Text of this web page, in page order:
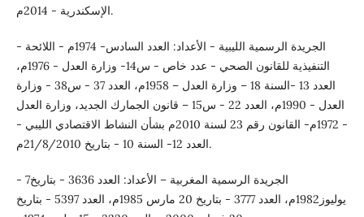
الإسكندرية - 2014م.
- الجريدة الرسمية الليبية - الأعداد: العدد السادس- 1974م - اللائحة
التنفيذية للقانون الصحي - عدد خاص - س14- وزارة العدل - 1976م،
العدد 13 -السنة 18 – وزارة العدل – 1958م، العدد 37 - س38 - وزارة
العدل - 1990م، العدد 22 - س15 – قانون الجمارك الجديد، وزارة العدل
- 1972م- القانون رقم 23 لسنة 2010م بشأن النشاط الاقتصادي الليبي -
العدد 12- السنة 10 - بتاريخ 21/8/2010م.
- الجريدة الرسمية المغربية – الأعداد: العدد 3636 - بتاريخ7
يوليوز1982م، العدد 3777 - بتاريخ 20 مارس 1985م، العدد 5397 - بتاريخ